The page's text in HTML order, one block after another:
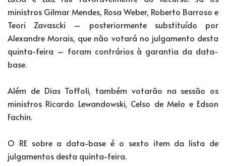
ministros Gilmar Mendes, Rosa Weber, Roberto Barroso e
Teori Zavascki – posteriormente substituído por
Alexandre Morais, que não votará no julgamento desta
quinta-feira – foram contrários à garantia da data-
base.
Além de Dias Toffoli, também votarão na sessão os
ministros Ricardo Lewandowski, Celso de Melo e Edson
Fachin.
O RE sobre a data-base é o sexto item da lista de
julgamentos desta quinta-feira.